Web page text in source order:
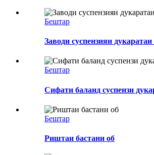
Бештар
Заводи суспензияи
Бештар
Сифати баланд суспензи
Бештар
Риштаи бастани об